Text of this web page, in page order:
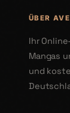
ÜBER
Ihr
Mangas
und